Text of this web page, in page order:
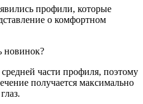
профили, которые
о комфортном
новинок?
части профиля, поэтому
получается максимально